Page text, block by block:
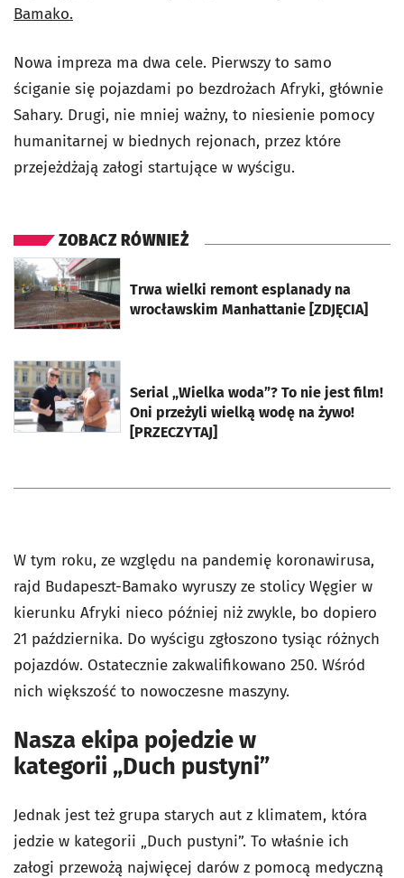
Bamako.
Nowa impreza ma dwa cele. Pierwszy to samo
ściganie się pojazdami po bezdrożach Afryki, głównie
Sahary. Drugi, nie mniej ważny, to niesienie pomocy
humanitarnej w biednych rejonach, przez które
przejeżdżają załogi startujące w wyścigu.
ZOBACZ RÓWNIEŻ
Trwa wielki remont esplanady na
wrocławskim Manhattanie [ZDJĘCIA]
otworzy się w nowej karcie
Serial „Wielka woda”? To nie jest film!
Oni przeżyli wielką wodę na żywo!
[PRZECZYTAJ]
otworzy się w nowej karcie
W tym roku, ze względu na pandemię koronawirusa,
rajd Budapeszt-Bamako wyruszy ze stolicy Węgier w
kierunku Afryki nieco później niż zwykle, bo dopiero
21 października. Do wyścigu zgłoszono tysiąc różnych
pojazdów. Ostatecznie zakwalifikowano 250. Wśród
nich większość to nowoczesne maszyny.
Nasza ekipa pojedzie w
kategorii „Duch pustyni”
Jednak jest też grupa starych aut z klimatem, która
jedzie w kategorii „Duch pustyni”. To właśnie ich
załogi przewożą najwięcej darów z pomocą medyczną